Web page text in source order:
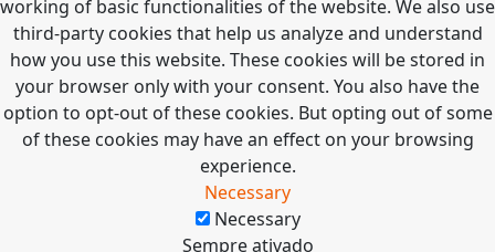
working of basic functionalities of the website. We also use
third-party cookies that help us analyze and understand
how you use this website. These cookies will be stored in
your browser only with your consent. You also have the
option to opt-out of these cookies. But opting out of some
of these cookies may have an effect on your browsing
experience.
Necessary
Necessary
Sempre ativado